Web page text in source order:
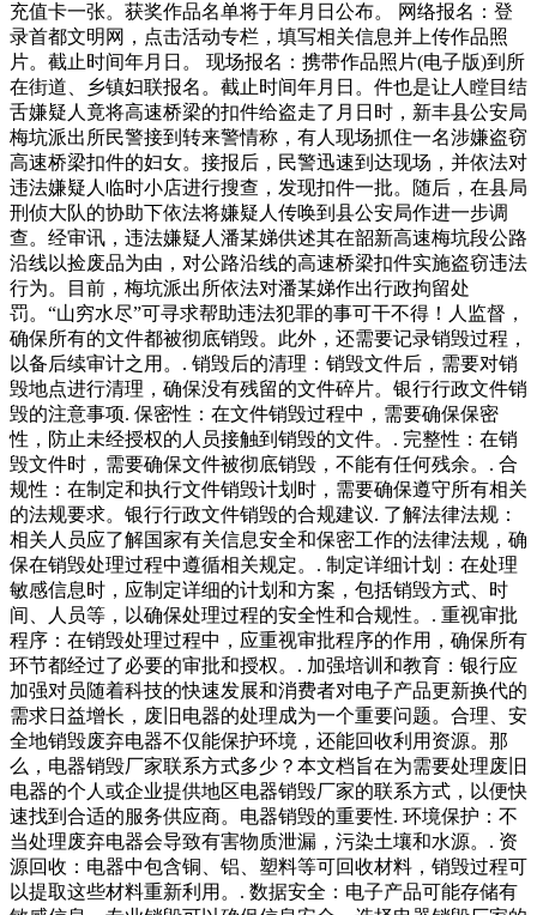
充值卡一张。获奖作品名单将于年月日公布。 网络报名：登
录首都文明网，点击活动专栏，填写相关信息并上传作品照
片。截止时间年月日。 现场报名：携带作品照片(电子版)到所
在街道、乡镇妇联报名。截止时间年月日。件也是让人瞠目结
舌嫌疑人竟将高速桥梁的扣件给盗走了月日时，新丰县公安局
梅坑派出所民警接到转来警情称，有人现场抓住一名涉嫌盗窃
高速桥梁扣件的妇女。接报后，民警迅速到达现场，并依法对
违法嫌疑人临时小店进行搜查，发现扣件一批。随后，在县局
刑侦大队的协助下依法将嫌疑人传唤到县公安局作进一步调
查。经审讯，违法嫌疑人潘某娣供述其在韶新高速梅坑段公路
沿线以捡废品为由，对公路沿线的高速桥梁扣件实施盗窃违法
行为。目前，梅坑派出所依法对潘某娣作出行政拘留处
罚。“山穷水尽”可寻求帮助违法犯罪的事可干不得！人监督，
确保所有的文件都被彻底销毁。此外，还需要记录销毁过程，
以备后续审计之用。. 销毁后的清理：销毁文件后，需要对销
毁地点进行清理，确保没有残留的文件碎片。银行行政文件销
毁的注意事项. 保密性：在文件销毁过程中，需要确保保密
性，防止未经授权的人员接触到销毁的文件。. 完整性：在销
毁文件时，需要确保文件被彻底销毁，不能有任何残余。. 合
规性：在制定和执行文件销毁计划时，需要确保遵守所有相关
的法规要求。银行行政文件销毁的合规建议. 了解法律法规：
相关人员应了解国家有关信息安全和保密工作的法律法规，确
保在销毁处理过程中遵循相关规定。. 制定详细计划：在处理
敏感信息时，应制定详细的计划和方案，包括销毁方式、时
间、人员等，以确保处理过程的安全性和合规性。. 重视审批
程序：在销毁处理过程中，应重视审批程序的作用，确保所有
环节都经过了必要的审批和授权。. 加强培训和教育：银行应
加强对员随着科技的快速发展和消费者对电子产品更新换代的
需求日益增长，废旧电器的处理成为一个重要问题。合理、安
全地销毁废弃电器不仅能保护环境，还能回收利用资源。那
么，电器销毁厂家联系方式多少？本文档旨在为需要处理废旧
电器的个人或企业提供地区电器销毁厂家的联系方式，以便快
速找到合适的服务供应商。电器销毁的重要性. 环境保护：不
当处理废弃电器会导致有害物质泄漏，污染土壤和水源。. 资
源回收：电器中包含铜、铝、塑料等可回收材料，销毁过程可
以提取这些材料重新利用。. 数据安全：电子产品可能存储有